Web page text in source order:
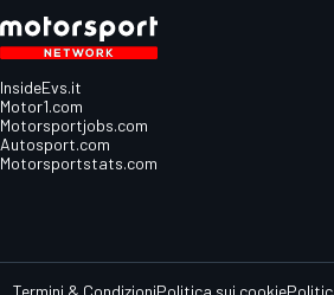
InsideEvs.it
Motor1.com
Motorsportjobs.com
Autosport.com
Motorsportstats.com